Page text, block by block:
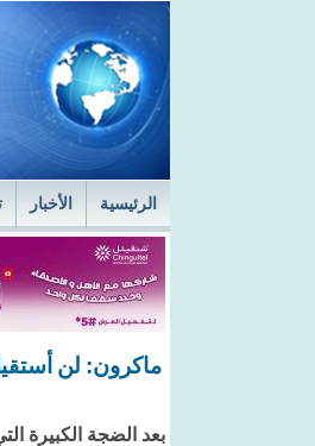
الرئيسية الأخبار
السفير الروسي في
قائد أركان الجيوش
ماكرون: لن
بعد الضجة الكبيرة